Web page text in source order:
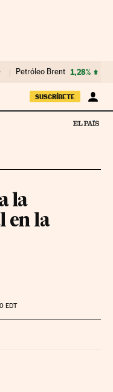
Petróleo Brent 1,28%
SUSCRÍBETE
la
en la
EDT